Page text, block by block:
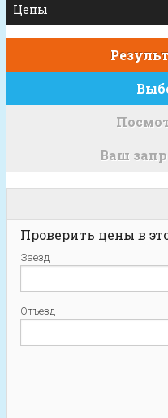
Цены
Ваш
Проверить цены в
Заезд
Отъезд